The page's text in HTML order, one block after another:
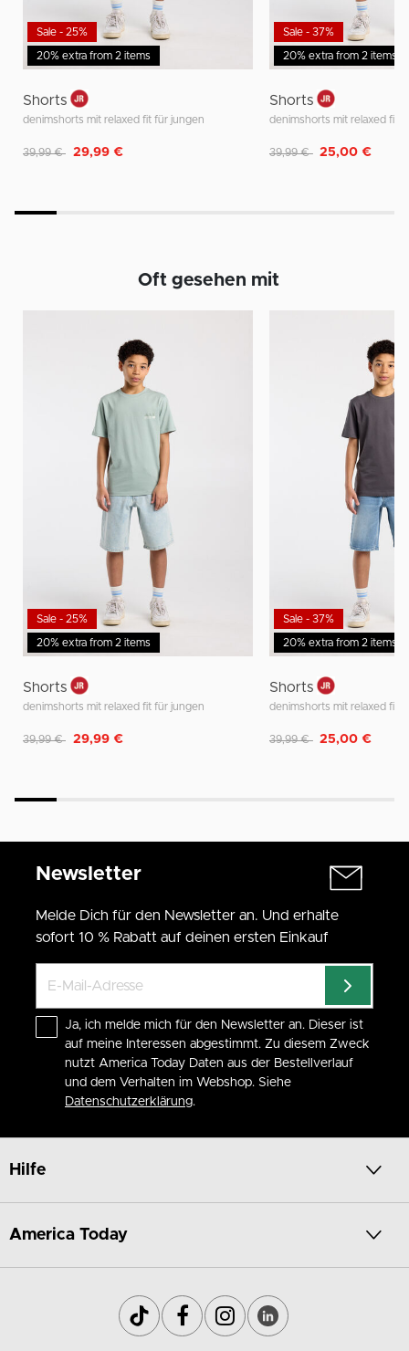
20% extra from 2 items
Sale - 25%
Shorts
denimshorts mit relaxed fit für jungen
Reduziert von
39,99 € auf
29,99 €
20% extra from 2 items
Sale - 37%
Shorts
denimshorts mit relaxed fit
Reduziert von
39,99 € auf
25,00 €
Oft gesehen mit
20% extra from 2 items
Sale - 25%
Shorts
denimshorts mit relaxed fit für jungen
Reduziert von
39,99 € auf
29,99 €
20% extra from 2 items
Sale - 37%
Shorts
denimshorts mit relaxed fit
Reduziert von
39,99 € auf
25,00 €
Newsletter
Melde Dich für den Newsletter an. Und erhalte
sofort 10 % Rabatt auf deinen ersten Einkauf
Ja, ich melde mich für den Newsletter an. Dieser ist
auf meine Interessen abgestimmt. Zu diesem Zweck
nutzt America Today Daten aus der Bestellverlauf
und dem Verhalten im Webshop. Siehe
Datenschutzerklärung.
Hilfe
America Today